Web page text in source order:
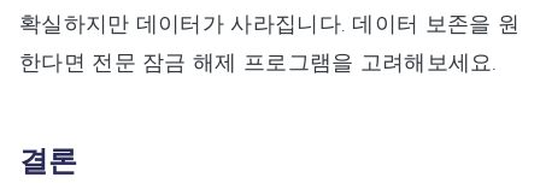
확실하지만 데이터가 사라집니다. 데이터 보존을 원
한다면 전문 잠금 해제 프로그램을 고려해보세요.
결론